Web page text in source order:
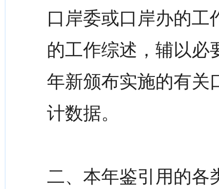
口岸委或口岸办的工
的工作综述，辅以必
年新颁布实施的有关
计数据。
二、本年鉴引用的各